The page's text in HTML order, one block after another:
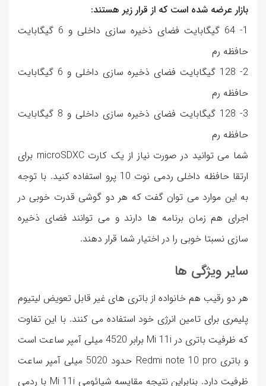
بازار عرضه شده است که از قرار زیر هستند:
1- 64 گیگابایت فضای ذخیره سازی داخلی و 6 گیگابایت
حافظه رم
2- 128 گیگابایت فضای ذخیره سازی داخلی و 6 گیگابایت
حافظه رم
3- 128 گیگابایت فضای ذخیره سازی داخلی و 8 گیگابایت
حافظه رم
شما می توانید در صورت نیاز از یک کارت microSDXC برای
ارتقا حافظه داخلی ردمی نوت 10 پرو استفاده کنید. با توجه
به این موارد می توان گفت که هر دو گوشی قدرت خوبی در
اجرای هم زمان برنامه ها دارند و می توانند فضای ذخیره
سازی نسبتا خوبی را در اختیار شما قرار دهند.
سایر ویژگی ها
هر دو رقیب هم خانواده از باتری های غیر قابل تعویض لیتیوم
پلیمری برای تامین انرژی خود استفاده می کنند. با این تفاوت
که ظرفیت باتری در Mi 11i برابر 4520 میلی آمپر ساعت است
و باتری Redmi note 10 pro حدود 5020 میلی آمپر ساعت
ظرفیت دارد. بنابراین نتیجه مقایسه شیائومی Mi 11i با ردمی